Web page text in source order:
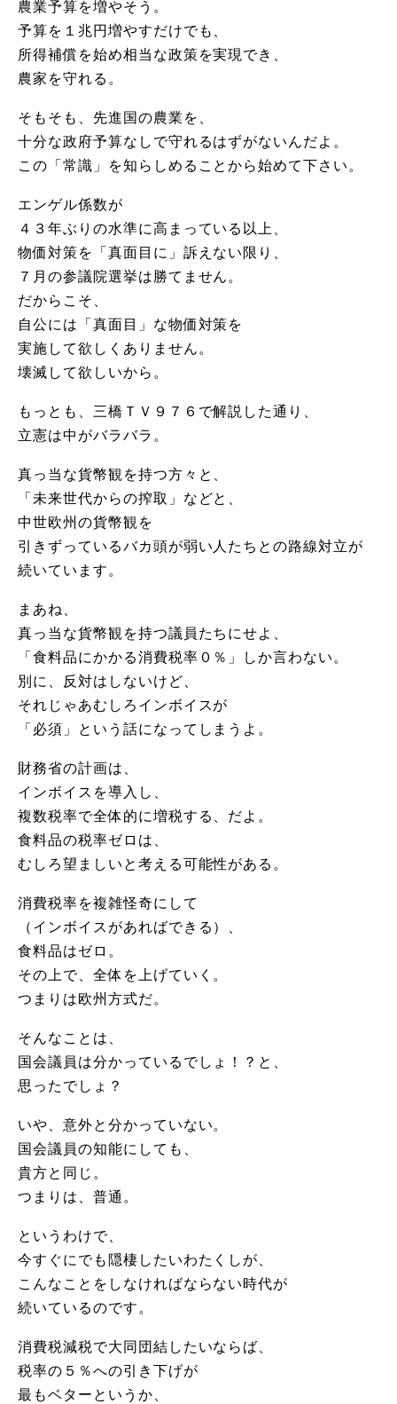
農業予算を増やそう。
予算を１兆円増やすだけでも、
所得補償を始め相当な政策を実現でき、
農家を守れる。
そもそも、先進国の農業を、
十分な政府予算なしで守れるはずがないんだよ。
この「常識」を知らしめることから始めて下さい。
エンゲル係数が
４３年ぶりの水準に高まっている以上、
物価対策を「真面目に」訴えない限り、
７月の参議院選挙は勝てません。
だからこそ、
自公には「真面目」な物価対策を
実施して欲しくありません。
壊滅して欲しいから。
もっとも、三橋ＴＶ９７６で解説した通り、
立憲は中がバラバラ。
真っ当な貨幣観を持つ方々と、
「未来世代からの搾取」などと、
中世欧州の貨幣観を
引きずっているバカ頭が弱い人たちとの路線対立が
続いています。
まあね、
真っ当な貨幣観を持つ議員たちにせよ、
「食料品にかかる消費税率０％」しか言わない。
別に、反対はしないけど、
それじゃあむしろインボイスが
「必須」という話になってしまうよ。
財務省の計画は、
インボイスを導入し、
複数税率で全体的に増税する、だよ。
食料品の税率ゼロは、
むしろ望ましいと考える可能性がある。
消費税率を複雑怪奇にして
（インボイスがあればできる）、
食料品はゼロ。
その上で、全体を上げていく。
つまりは欧州方式だ。
そんなことは、
国会議員は分かっているでしょ！？と、
思ったでしょ？
いや、意外と分かっていない。
国会議員の知能にしても、
貴方と同じ。
つまりは、普通。
というわけで、
今すぐにでも隠棲したいわたくしが、
こんなことをしなければならない時代が
続いているのです。
消費税減税で大同団結したいならば、
税率の５％への引き下げが
最もベターというか、